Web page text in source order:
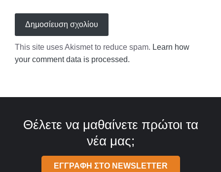
This site uses Akismet to reduce spam. Learn how
your comment data is processed.
Θέλετε να μαθαίνετε πρώτοι τα
νέα μας;
ΕΓΓΡΑΦΗ ΣΤΟ NEWSLETTER